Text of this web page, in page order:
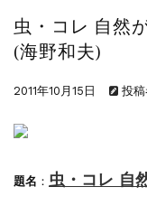
新着情報
2026.7.13
2026年度夏季・シルバ
【新商品】厚口ヘアカ
在庫処分セールのお知
虫・コレ 自然
(海野和夫)
2011年10月15日 投
題名 ： 虫・コレ 自